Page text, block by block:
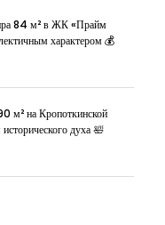
84 м² в ЖК «Прайм
характером 💰
м² на Кропоткинской
духа 🛀